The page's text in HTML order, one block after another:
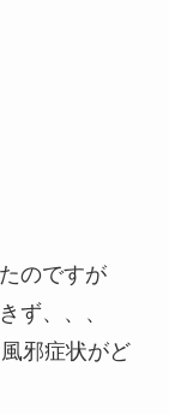
のですが
ず、、、
邪症状がど